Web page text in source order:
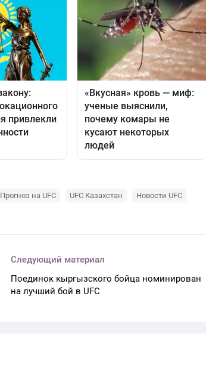
Прогноз на UFC UFC Казахстан
Новости UFC
Следующий материал
Поединок кыргызского бойца номинирован
на лучший бой в UFC